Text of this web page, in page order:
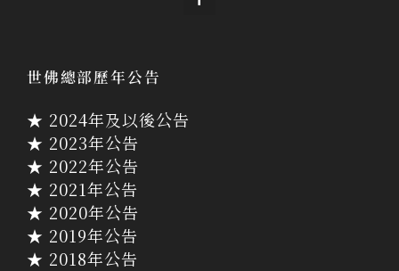
世佛總部歷年公告
★ 2024年及以後公告
★ 2023年公告
★ 2022年公告
★ 2021年公告
★ 2020年公告
★ 2019年公告
★ 2018年公告